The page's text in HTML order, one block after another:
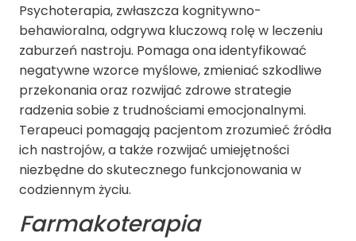
Psychoterapia, zwłaszcza kognitywno-
behawioralna, odgrywa kluczową rolę w leczeniu
zaburzeń nastroju. Pomaga ona identyfikować
negatywne wzorce myślowe, zmieniać szkodliwe
przekonania oraz rozwijać zdrowe strategie
radzenia sobie z trudnościami emocjonalnymi.
Terapeuci pomagają pacjentom zrozumieć źródła
ich nastrojów, a także rozwijać umiejętności
niezbędne do skutecznego funkcjonowania w
codziennym życiu.
Farmakoterapia